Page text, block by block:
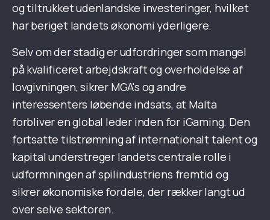
og tiltrukket udenlandske investeringer, hvilket
har beriget landets økonomi yderligere.
Selv om der stadig er udfordringer som mangel
på kvalificeret arbejdskraft og overholdelse af
lovgivningen, sikrer MGA's og andre
interessenters løbende indsats, at Malta
forbliver en global leder inden for iGaming. Den
fortsatte tilstrømning af internationalt talent og
kapital understreger landets centrale rolle i
udformningen af spilindustriens fremtid og
sikrer økonomiske fordele, der rækker langt ud
over selve sektoren.